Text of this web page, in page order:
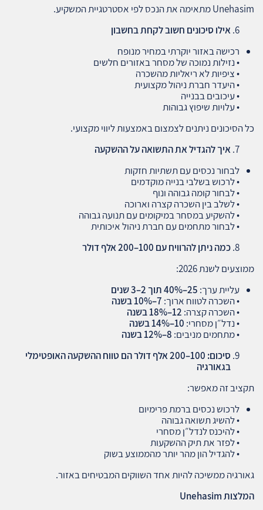
Unehasim מתאימה את הנכס לפי אסטרטגיית המשקיע.
אילו סיכונים חשוב לקחת בחשבון
רכישה באזור יוקרתי במחיר מנופח
• נזילות נמוכה של מסחר באזורים חלשים
• ציפיות לא ריאליות מהשכרה
• היעדר חברת ניהול מקצועית
• עיכובים בבנייה
• עלויות שיפוץ גבוהות
כל הסיכונים ניתנים לצמצום באמצעות ליווי מקצועי.
איך להגדיל את התשואה על ההשקעה
לבחור נכסים עם תשתיות חזקות
• לרכוש בשלבי בנייה מוקדמים
• לבחור קומה גבוהה ונוף
• לשלב בין השכרה קצרה וארוכה
• להשקיע במסחר במיקומים עם תנועה גבוהה
• לבחור מתחמים עם חברת ניהול איכותית
כמה ניתן להרוויח עם 100–200 אלף דולר
ממוצעים לשנת 2026:
עליית ערך: 25–40%
תוך 2–3 שנים
• השכרה לטווח ארוך: 7–10%
בשנה
• השכרה קצרה: 12–18%
בשנה
• נדל״ן מסחרי: 10–14%
בשנה
• מתחמים מניבים: 8–12%
בשנה
סיכום: 100–200 אלף דולר הם טווח ההשקעה האופטימלי
בגאורגיה
תקציב זה מאפשר:
לרכוש נכסים ברמת פרימיום
• להשיג תשואה גבוהה
• להיכנס לנדל״ן מסחרי
• לפזר את תיק ההשקעות
• להגדיל הון מהר יותר מהממוצע בשוק
גאורגיה ממשיכה להיות אחד השווקים המבטיחים באזור.
המלצות